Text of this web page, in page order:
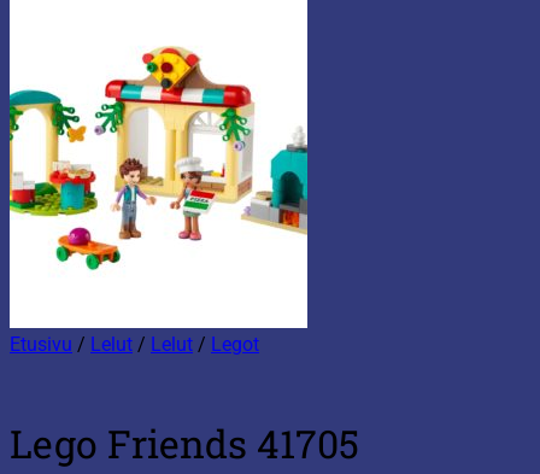
Etusivu / Lelut / Lelut / Legot
Lego Friends 41705